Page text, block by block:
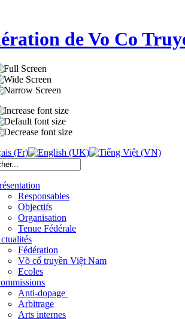
de Vo Co
Responsables
Objectifs
Organisation
Tenue Fédérale
Fédération
Võ cổ truyền Việt Nam
Ecoles
Anti-dopage
Arbitrage